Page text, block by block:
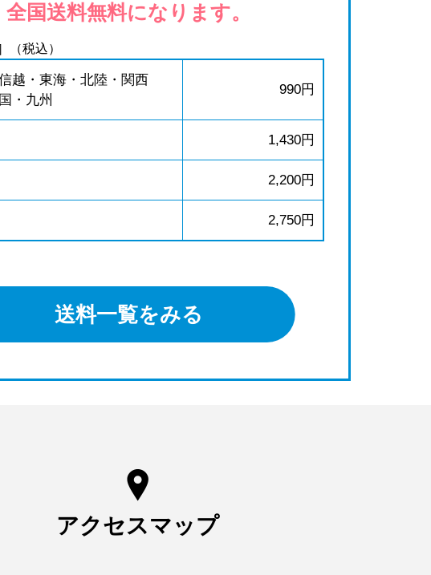
全国送料無料になります。
（税込）
越・東海・北陸・関西
・九州
990円
1,430円
2,200円
2,750円
送料一覧をみる
アクセスマップ